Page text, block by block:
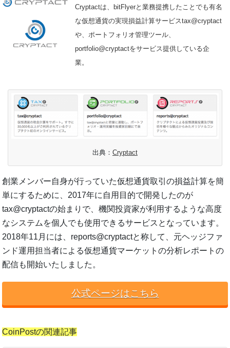
Cryptactは、bitFlyerと業務提携したことでも有名
な仮想通貨の実現損益計算サービスtax@cryptact
や、ポートフォリオ管理ツール、
portfolio@cryptactをサービス提供している企
業。
出典： Cryptact
創業メンバー自身が行っていた仮想通貨取引の損益計算を簡
単にするために、2017年に自用目的で開発したのが
tax@cryptactの始まりで、機関投資家が利用するような高度
なシステムを個人でも使用できるサービスとなっています。
2018年11月には、reports@cryptactと称して、元ヘッジファ
ンド運用担当者による仮想通貨マーケットの分析レポートの
配信も開始いたしました。
公式ページはこちら
CoinPostの関連記事